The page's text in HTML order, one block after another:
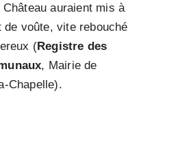
auraient mis à
de voûte, vite rebouché
(Registre des
, Mairie de
Chapelle).